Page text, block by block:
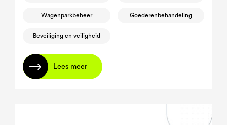
Wagenparkbeheer Goederenbehandeling
Beveiliging en veiligheid
Lees meer